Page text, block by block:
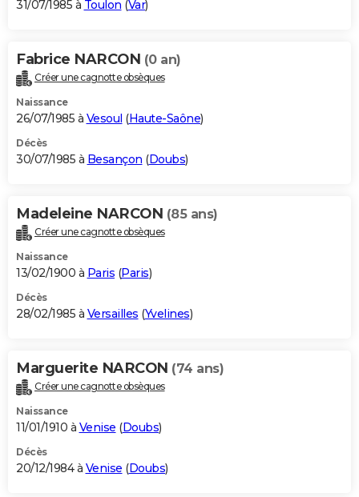
31/07/1985 à Toulon (Var)
Fabrice NARCON (0 an)
Créer une cagnotte obsèques
Naissance
26/07/1985 à Vesoul (Haute-Saône)
Décès
30/07/1985 à Besançon (Doubs)
Madeleine NARCON (85 ans)
Créer une cagnotte obsèques
Naissance
13/02/1900 à Paris (Paris)
Décès
28/02/1985 à Versailles (Yvelines)
Marguerite NARCON (74 ans)
Créer une cagnotte obsèques
Naissance
11/01/1910 à Venise (Doubs)
Décès
20/12/1984 à Venise (Doubs)